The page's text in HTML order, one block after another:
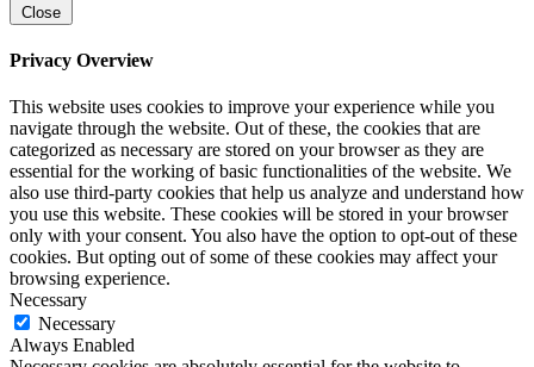
Close
Privacy Overview
This website uses cookies to improve your experience while you
navigate through the website. Out of these, the cookies that are
categorized as necessary are stored on your browser as they are
essential for the working of basic functionalities of the website. We
also use third-party cookies that help us analyze and understand how
you use this website. These cookies will be stored in your browser
only with your consent. You also have the option to opt-out of these
cookies. But opting out of some of these cookies may affect your
browsing experience.
Necessary
Necessary
Always Enabled